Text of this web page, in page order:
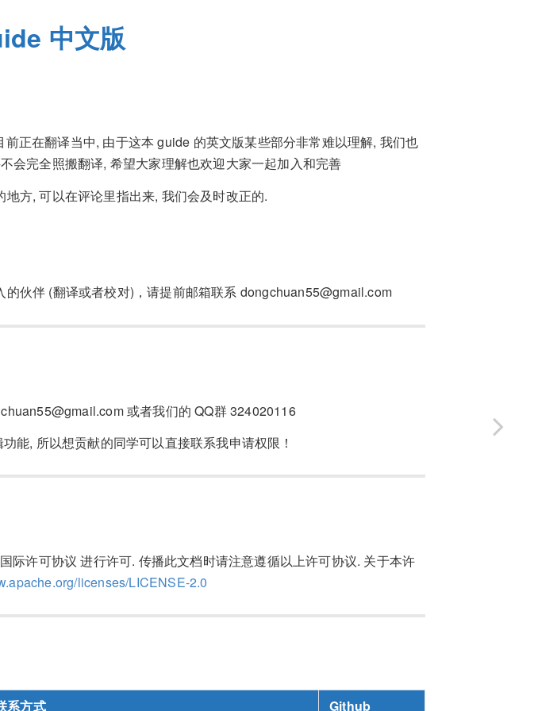
中文版
正在翻译当中, 由于这本 guide 的英文版某些部分非常难以理解, 我们也
会完全照搬翻译, 希望大家理解也欢迎大家一起加入和完善
方, 可以在评论里指出来, 我们会及时改正的.
的伙伴 (翻译或者校对)，请提前邮箱联系 dongchuan55@gmail.com
或者我们的 QQ群 324020116
能, 所以想贡献的同学可以直接联系我申请权限！
际许可协议 进行许可. 传播此文档时请注意遵循以上许可协议. 关于本许
licenses/LICENSE-2.0
系方式 Github